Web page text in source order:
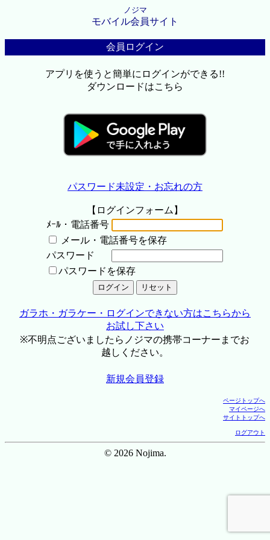
ノジマ
モバイル会員サイト
会員ログイン
アプリを使うと簡単にログインができる!!
ダウンロードはこちら
パスワード未設定・お忘れの方
【ログインフォーム】
ﾒｰﾙ・電話番号
メール・電話番号を保存
パスワード
パスワードを保存
ガラホ・ガラケー・ログインできない方はこちらから
お試し下さい
※不明点ございましたらノジマの携帯コーナーまでお
越しください。
新規会員登録
ページトップへ
マイページへ
サイトトップへ
ログアウト
© 2026 Nojima.